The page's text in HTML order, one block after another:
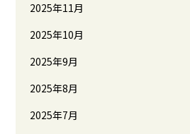
2025年11月
2025年10月
2025年9月
2025年8月
2025年7月